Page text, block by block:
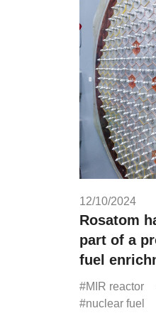
12/10/2024
Rosatom
part of a
fuel
#MIR reactor
#nuclear fuel